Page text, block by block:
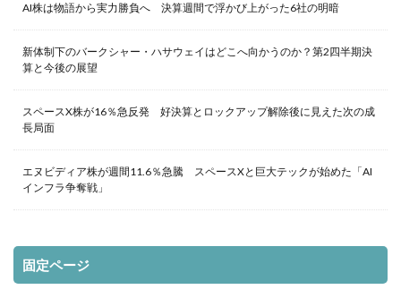
AI株は物語から実力勝負へ 決算週間で浮かび上がった6社の明暗
新体制下のバークシャー・ハサウェイはどこへ向かうのか？第2四半期決
算と今後の展望
スペースX株が16％急反発 好決算とロックアップ解除後に見えた次の成
長局面
エヌビディア株が週間11.6％急騰 スペースXと巨大テックが始めた「AI
インフラ争奪戦」
固定ページ